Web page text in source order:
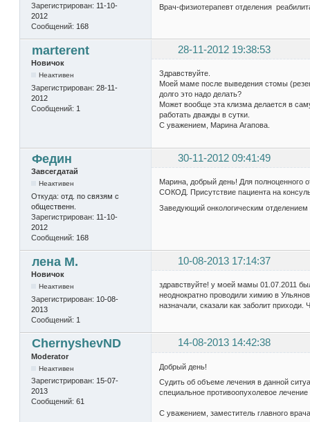
Зарегистрирован: 11-10-
2012
Сообщений: 168
Врач-физиотерапевт отделения
marterent 28-11-2012 19:38:53
Новичок
Неактивен
Зарегистрирован: 28-11-
2012
Сообщений: 1
Здравствуйте.
Моей маме после выведения стомы
долго это надо делать?
Может вообще эта клизма делается в
работать дважды в сутки.
С уважением, Марина Агапова.
Федин 30-11-2012 09:41:49
Завсегдатай
Неактивен
Откуда: отд. по связям с
общественн.
Зарегистрирован: 11-10-
2012
Сообщений: 168
Марина, добрый день! Для полноценного
СОКОД. Присутствие пациента на
Заведующий онкологическим отделением
лена М. 10-08-2013 17:14:37
Новичок
Неактивен
Зарегистрирован: 10-08-
2013
Сообщений: 1
здравствуйте! у моей мамы 01.07.2011
неоднократно проводили химию в
назначали, сказали как заболит
ChernyshevND 14-08-2013 14:42:38
Moderator
Неактивен
Зарегистрирован: 15-07-
2013
Сообщений: 61
Добрый день!
Судить об объеме лечения в данной
специальное противоопухолевое
С уважением, заместитель главного